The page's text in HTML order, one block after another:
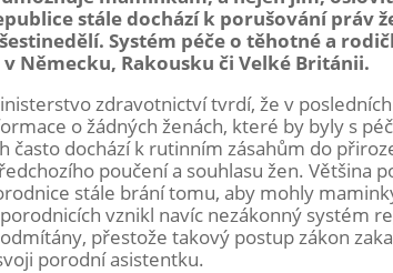
stále dochází k porušování práv
Systém péče o těhotné a
Německu, Rakousku či Velké Británii.
zdravotnictví tvrdí, že v
o žádných ženách, které by byly s
často dochází k rutinním zásahům do
poučení a souhlasu žen.
stále brání tomu, aby mohly
vznikl navíc nezákonný systém
přestože takový postup zákon
porodní asistentku.